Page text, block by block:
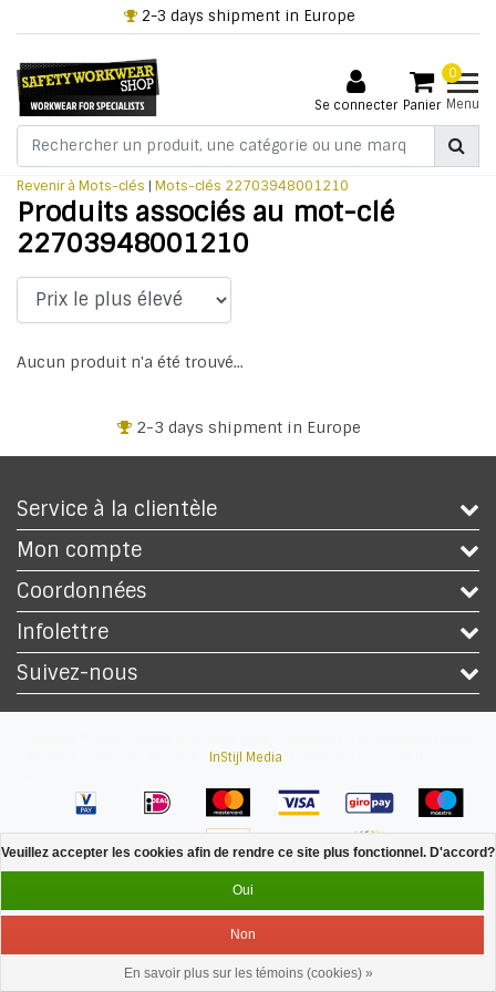
2-3 days shipment in Europe
Se connecter
0
Panier Menu
Revenir à Mots-clés | Mots-clés 22703948001210
Produits associés au mot-clé
22703948001210
Aucun produit n'a été trouvé...
2-3 days shipment in Europe
Service à la clientèle
Mon compte
Coordonnées
Infolettre
Suivez-nous
InStijl Media
Menu Se connecter
Veuillez accepter les cookies afin de rendre ce site plus fonctionnel. D'accord?
Oui
Non
En savoir plus sur les témoins (cookies) »